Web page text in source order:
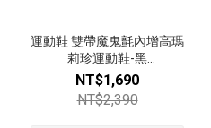
運動鞋 雙帶魔鬼氈內增高瑪
莉珍運動鞋-黑
【33103023】
NT$1,690
NT$2,390